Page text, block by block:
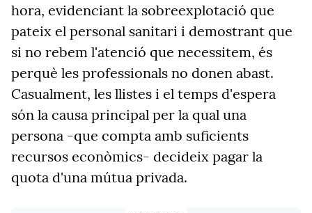
hora, evidenciant la sobreexplotació que
pateix el personal sanitari i demostrant que
si no rebem l'atenció que necessitem, és
perquè les professionals no donen abast.
Casualment, les llistes i el temps d'espera
són la causa principal per la qual una
persona -que compta amb suficients
recursos econòmics- decideix pagar la
quota d'una mútua privada.